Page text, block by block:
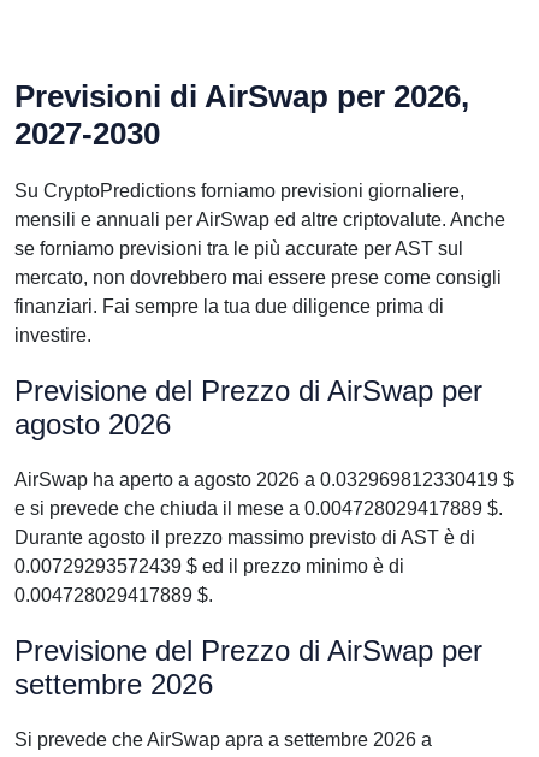
Previsioni di AirSwap per 2026,
2027-2030
Su CryptoPredictions forniamo previsioni giornaliere,
mensili e annuali per AirSwap ed altre criptovalute. Anche
se forniamo previsioni tra le più accurate per AST sul
mercato, non dovrebbero mai essere prese come consigli
finanziari. Fai sempre la tua due diligence prima di
investire.
Previsione del Prezzo di AirSwap per
agosto 2026
AirSwap ha aperto a agosto 2026 a 0.032969812330419 $
e si prevede che chiuda il mese a 0.004728029417889 $.
Durante agosto il prezzo massimo previsto di AST è di
0.00729293572439 $ ed il prezzo minimo è di
0.004728029417889 $.
Previsione del Prezzo di AirSwap per
settembre 2026
Si prevede che AirSwap apra a settembre 2026 a